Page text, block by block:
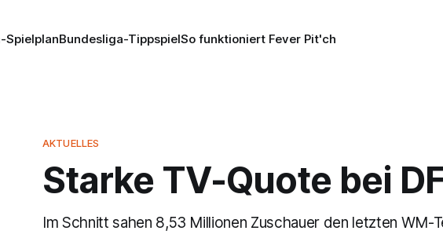
SpielplanBundesliga-TippspielSo funktioniert Fever Pit'ch
AKTUELLES
Starke TV-Quote bei
Im Schnitt sahen 8,53 Millionen Zuschauer den letzten WM-